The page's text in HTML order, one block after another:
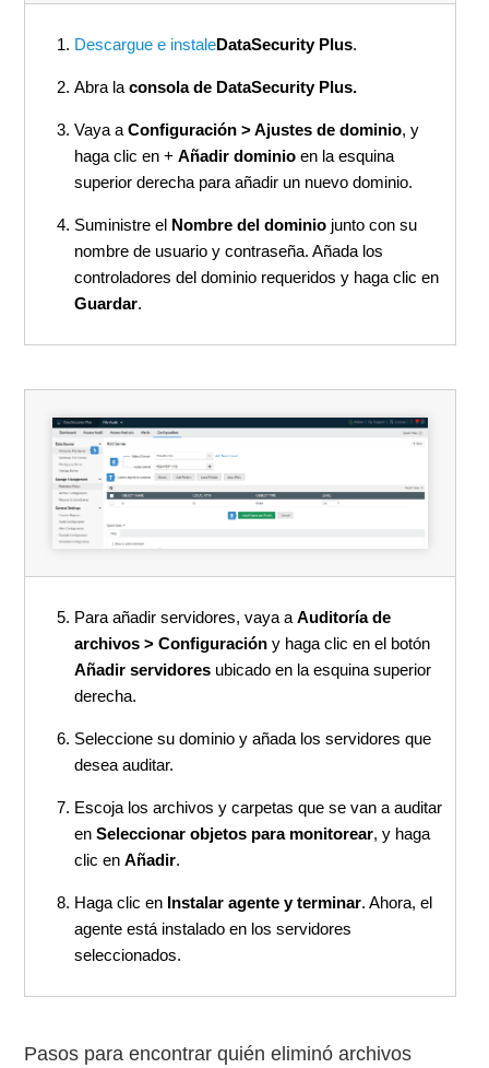
Descargue e instaleDataSecurity Plus.
Abra la consola de DataSecurity Plus.
Vaya a Configuración > Ajustes de dominio, y
haga clic en + Añadir dominio en la esquina
superior derecha para añadir un nuevo dominio.
Suministre el Nombre del dominiojunto con su
nombre de usuario y contraseña. Añada los
controladores del dominio requeridos y haga clic en
Guardar.
Para añadir servidores, vaya a Auditoría de
archivos > Configuracióny haga clic en el botón
Añadir servidoresubicado en la esquina superior
derecha.
Seleccione su dominio y añada los servidores que
desea auditar.
Escoja los archivos y carpetas que se van a auditar
en Seleccionar objetos para monitorear, y haga
clic en Añadir.
Haga clic en Instalar agente y terminar. Ahora, el
agente está instalado en los servidores
seleccionados.
Pasos para encontrar quién eliminó archivos